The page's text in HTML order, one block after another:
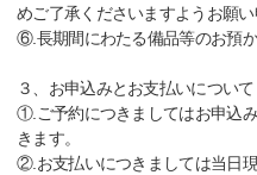
めご了承くださいますようお願い
⑥.長期間にわたる備品等のお預か
３、お申込みとお支払いについて
①.ご予約につきましてはお申込
きます。
②.お支払いにつきましては当日